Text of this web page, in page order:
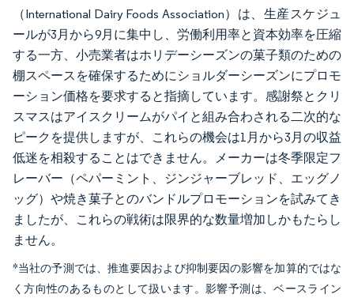
（International Dairy Foods Association）は、生産スケジュ
ールが3月から9月に集中し、労働利用率と資本効率を圧縮
する一方、小売業者はホリデーシーズンの菓子類のための
棚スペースを確保するためにショルダーシーズンにプロモ
ーション価格を要求すると指摘しています。感謝祭とクリ
スマスはアイスクリームがパイと組み合わされる二次的な
ピークを提供しますが、これらの機会は1月から3月の収益
低迷を相殺することはできません。メーカーは冬季限定フ
レーバー（ペパーミント、ジンジャーブレッド、エッグノ
ッグ）や焼き菓子とのバンドルプロモーションを試みてき
ましたが、これらの戦術は限界的な数量増加しかもたらし
ません。
*当社の予測では、推進要因および抑制要因の影響を加算的ではな
く方向性のあるものとして扱います。影響予測は、ベースライン